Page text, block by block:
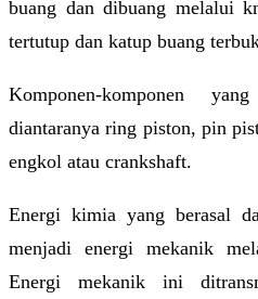
buang dan dibuang melalui
tertutup dan katup buang
Komponen-komponen
diantaranya ring piston, pin
engkol atau crankshaft.
Energi kimia yang berasal
menjadi energi mekanik
Energi mekanik ini